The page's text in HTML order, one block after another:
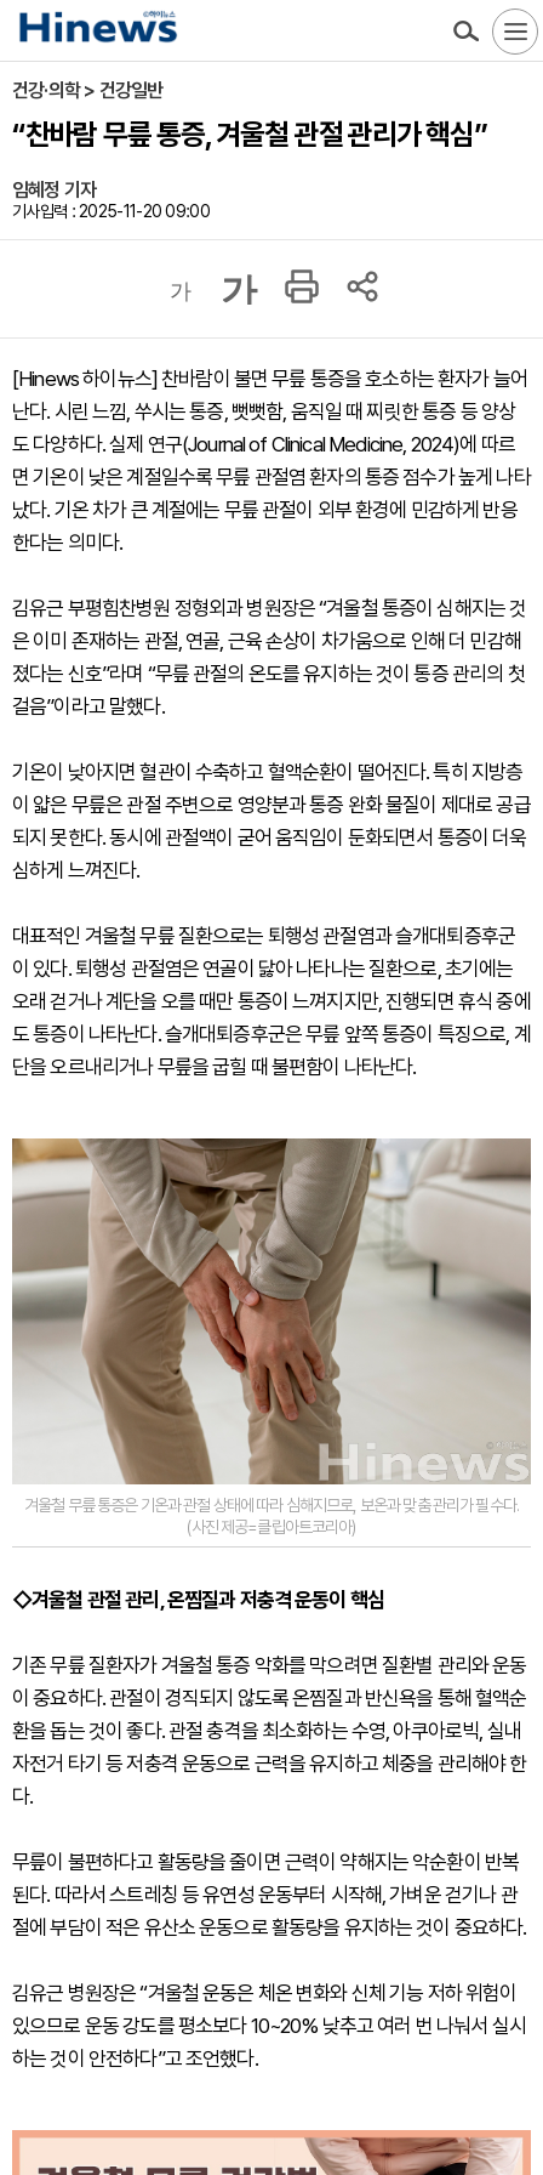
건강·의학 > 건강일반
“찬바람 무릎 통증, 겨울철 관절 관리가 핵심”
임혜정 기자
기사입력 : 2025-11-20 09:00
가 가
[Hinews 하이뉴스] 찬바람이 불면 무릎 통증을 호소하는 환자가 늘어
난다. 시린 느낌, 쑤시는 통증, 뻣뻣함, 움직일 때 찌릿한 통증 등 양상
도 다양하다. 실제 연구(Journal of Clinical Medicine, 2024)에 따르
면 기온이 낮은 계절일수록 무릎 관절염 환자의 통증 점수가 높게 나타
났다. 기온 차가 큰 계절에는 무릎 관절이 외부 환경에 민감하게 반응
한다는 의미다.
김유근 부평힘찬병원 정형외과 병원장은 “겨울철 통증이 심해지는 것
은 이미 존재하는 관절, 연골, 근육 손상이 차가움으로 인해 더 민감해
졌다는 신호”라며 “무릎 관절의 온도를 유지하는 것이 통증 관리의 첫
걸음”이라고 말했다.
기온이 낮아지면 혈관이 수축하고 혈액순환이 떨어진다. 특히 지방층
이 얇은 무릎은 관절 주변으로 영양분과 통증 완화 물질이 제대로 공급
되지 못한다. 동시에 관절액이 굳어 움직임이 둔화되면서 통증이 더욱
심하게 느껴진다.
대표적인 겨울철 무릎 질환으로는 퇴행성 관절염과 슬개대퇴증후군
이 있다. 퇴행성 관절염은 연골이 닳아 나타나는 질환으로, 초기에는
오래 걷거나 계단을 오를 때만 통증이 느껴지지만, 진행되면 휴식 중에
도 통증이 나타난다. 슬개대퇴증후군은 무릎 앞쪽 통증이 특징으로, 계
단을 오르내리거나 무릎을 굽힐 때 불편함이 나타난다.
겨울철 무릎 통증은 기온과 관절 상태에 따라 심해지므로, 보온과 맞춤 관리가 필수다.
(사진 제공=클립아트코리아)
◇겨울철 관절 관리, 온찜질과 저충격 운동이 핵심
기존 무릎 질환자가 겨울철 통증 악화를 막으려면 질환별 관리와 운동
이 중요하다. 관절이 경직되지 않도록 온찜질과 반신욕을 통해 혈액순
환을 돕는 것이 좋다. 관절 충격을 최소화하는 수영, 아쿠아로빅, 실내
자전거 타기 등 저충격 운동으로 근력을 유지하고 체중을 관리해야 한
다.
무릎이 불편하다고 활동량을 줄이면 근력이 약해지는 악순환이 반복
된다. 따라서 스트레칭 등 유연성 운동부터 시작해, 가벼운 걷기나 관
절에 부담이 적은 유산소 운동으로 활동량을 유지하는 것이 중요하다.
김유근 병원장은 “겨울철 운동은 체온 변화와 신체 기능 저하 위험이
있으므로 운동 강도를 평소보다 10~20% 낮추고 여러 번 나눠서 실시
하는 것이 안전하다”고 조언했다.